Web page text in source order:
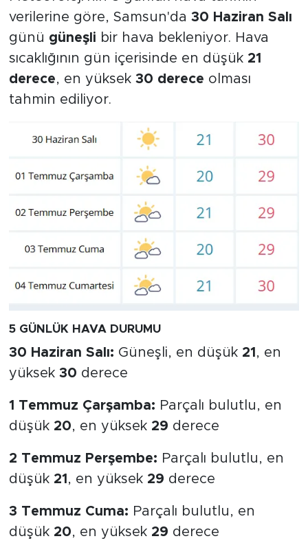
verilerine göre, Samsun'da 30 Haziran Salı
günü güneşli bir hava bekleniyor. Hava
sıcaklığının gün içerisinde en düşük 21
derece, en yüksek 30 derece olması
tahmin ediliyor.
5 GÜNLÜK HAVA DURUMU
30 Haziran Salı: Güneşli, en düşük 21 , en
yüksek 30 derece
1 Temmuz Çarşamba: Parçalı bulutlu, en
düşük 20, en yüksek 29 derece
2 Temmuz Perşembe: Parçalı bulutlu, en
düşük 21 , en yüksek 29 derece
3 Temmuz Cuma: Parçalı bulutlu, en
düşük 20, en yüksek 29 derece